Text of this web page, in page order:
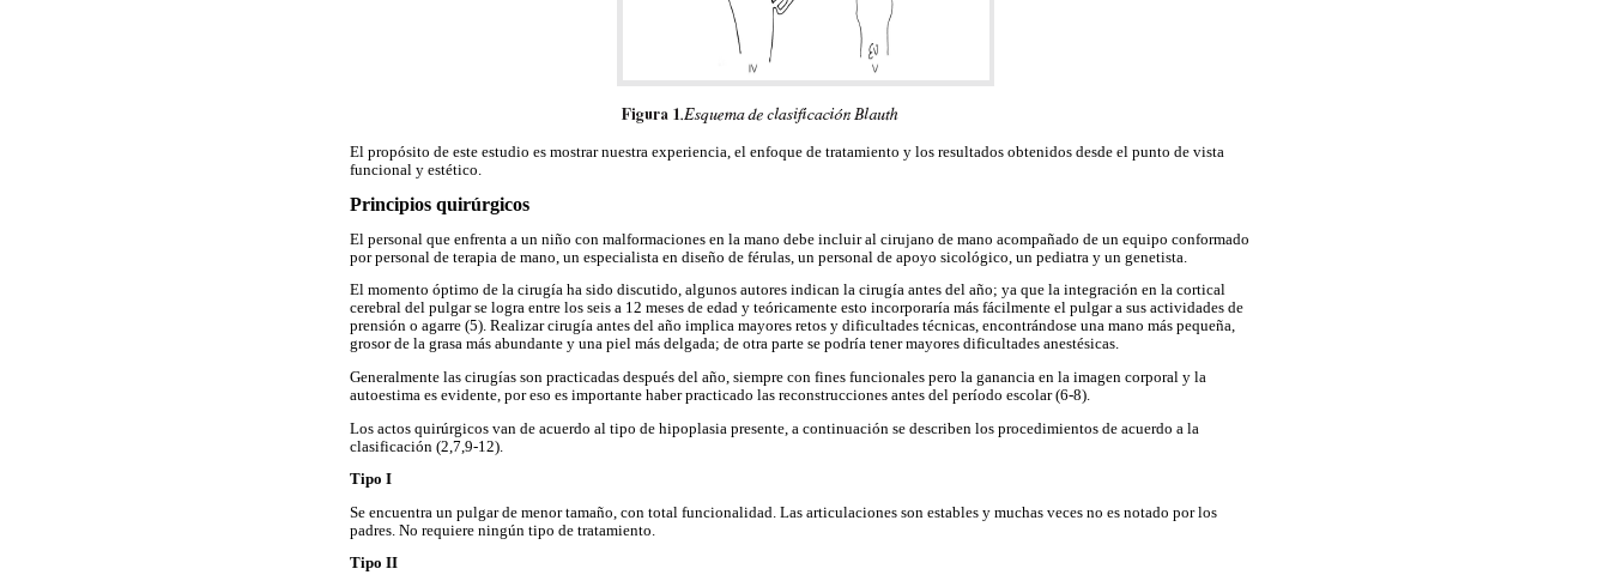
El propósito de este estudio es mostrar nuestra experiencia, el enfoque de tratamiento y los resultados obtenidos desde el punto de vista
funcional y estético.
Principios quirúrgicos
El personal que enfrenta a un niño con malformaciones en la mano debe incluir al cirujano de mano acompañado de un equipo conformado
por personal de terapia de mano, un especialista en diseño de férulas, un personal de apoyo sicológico, un pediatra y un genetista.
El momento óptimo de la cirugía ha sido discutido, algunos autores indican la cirugía antes del año; ya que la integración en la cortical
cerebral del pulgar se logra entre los seis a 12 meses de edad y teóricamente esto incorporaría más fácilmente el pulgar a sus actividades de
prensión o agarre (5). Realizar cirugía antes del año implica mayores retos y dificultades técnicas, encontrándose una mano más pequeña,
grosor de la grasa más abundante y una piel más delgada; de otra parte se podría tener mayores dificultades anestésicas.
Generalmente las cirugías son practicadas después del año, siempre con fines funcionales pero la ganancia en la imagen corporal y la
autoestima es evidente, por eso es importante haber practicado las reconstrucciones antes del período escolar (6-8).
Los actos quirúrgicos van de acuerdo al tipo de hipoplasia presente, a continuación se describen los procedimientos de acuerdo a la
clasificación (2,7,9-12).
Tipo I
Se encuentra un pulgar de menor tamaño, con total funcionalidad. Las articulaciones son estables y muchas veces no es notado por los
padres. No requiere ningún tipo de tratamiento.
Tipo II